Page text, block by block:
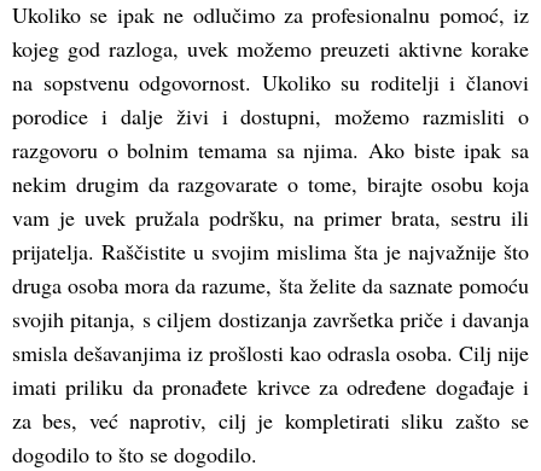
Ukoliko se ipak ne odlučimo za profesionalnu pomoć, iz
kojeg god razloga, uvek možemo preuzeti aktivne korake
na sopstvenu odgovornost. Ukoliko su roditelji i članovi
porodice i dalje živi i dostupni, možemo razmisliti o
razgovoru o bolnim temama sa njima. Ako biste ipak sa
nekim drugim da razgovarate o tome, birajte osobu koja
vam je uvek pružala podršku, na primer brata, sestru ili
prijatelja. Raščistite u svojim mislima šta je najvažnije što
druga osoba mora da razume, šta želite da saznate pomoću
svojih pitanja, s ciljem dostizanja završetka priče i davanja
smisla dešavanjima iz prošlosti kao odrasla osoba. Cilj nije
imati priliku da pronađete krivce za određene događaje i
za bes, već naprotiv, cilj je kompletirati sliku zašto se
dogodilo to što se dogodilo.